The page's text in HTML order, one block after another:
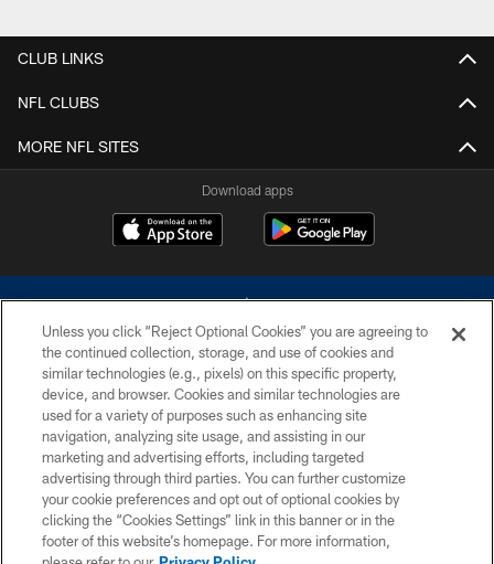
CLUB LINKS
NFL CLUBS
MORE NFL SITES
Download apps
©2026 Dallas Cowboys. All rights reserved. Do not duplicate in any form
without permission of the Dallas Cowboys. The Dallas Cowboys
Cheerleaders will not initiate contact with any person to request personal or
financial information.
PRIVACY POLICY
ACCESSIBILITY
SITE MAP
Unless you click “Reject Optional Cookies” you are agreeing to
the continued collection, storage, and use of cookies and
similar technologies (e.g., pixels) on this specific property,
device, and browser. Cookies and similar technologies are
used for a variety of purposes such as enhancing site
navigation, analyzing site usage, and assisting in our
marketing and advertising efforts, including targeted
advertising through third parties. You can further customize
your cookie preferences and opt out of optional cookies by
clicking the “Cookies Settings” link in this banner or in the
footer of this website’s homepage. For more information,